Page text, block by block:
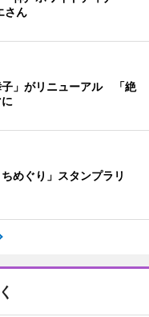
さん
子」がリニューアル 「絶
めぐり」スタンプラリ